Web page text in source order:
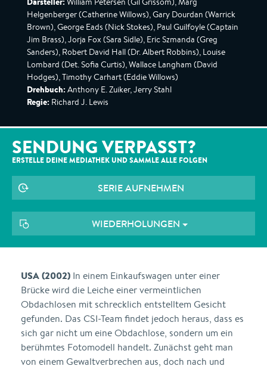
Helgenberger (Catherine Willows), Gary Dourdan (Warrick
Brown), George Eads (Nick Stokes), Paul Guilfoyle (Captain
Jim Brass), Jorja Fox (Sara Sidle), Eric Szmanda (Greg
Sanders), Robert David Hall (Dr. Albert Robbins), Louise
Lombard (Det. Sofia Curtis), Wallace Langham (David
Hodges), Timothy Carhart (Eddie Willows)
Drehbuch: Anthony E. Zuiker, Jerry Stahl
Regie: Richard J. Lewis
SENDUNG VERPASST?
ERSTELLE DEINE MEDIATHEK UND SAMMLE ALLE FOLGEN
SERIE AUFNEHMEN
WIEDERHOLUNGEN
USA (2002) In einem Einkaufswagen unter einer
Brücke wird die Leiche einer vermeintlichen
Obdachlosen mit schrecklich entstelltem Gesicht
gefunden. Das CSI-Team findet jedoch heraus, dass es
sich gar nicht um eine Obdachlose, sondern um ein
berühmtes Fotomodell handelt. Zunächst geht man
von einem Gewaltverbrechen aus, doch nach und